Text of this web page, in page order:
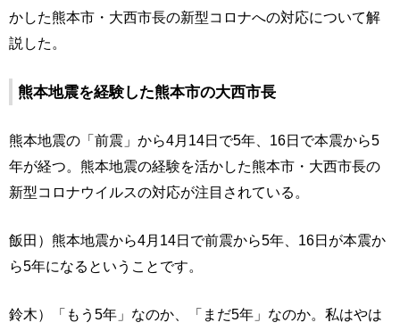
かした熊本市・大西市長の新型コロナへの対応について解
説した。
熊本地震を経験した熊本市の大西市長
熊本地震の「前震」から4月14日で5年、16日で本震から5
年が経つ。熊本地震の経験を活かした熊本市・大西市長の
新型コロナウイルスの対応が注目されている。
飯田）熊本地震から4月14日で前震から5年、16日が本震か
ら5年になるということです。
鈴木）「もう5年」なのか、「まだ5年」なのか。私はやは